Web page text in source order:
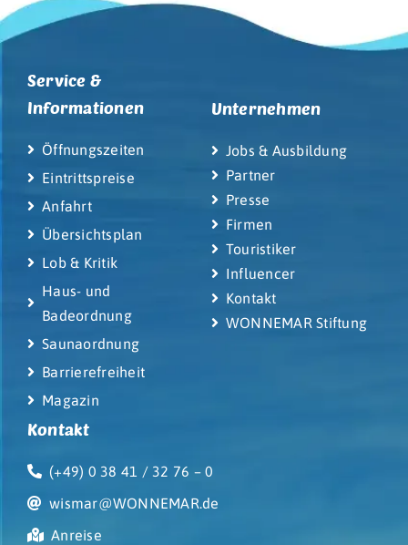
Service &
Informationen
Öffnungszeiten
Eintrittspreise
Anfahrt
Übersichtsplan
Lob & Kritik
Haus- und
Badeordnung
Saunaordnung
Barrierefreiheit
Magazin
Unternehmen
Jobs & Ausbildung
Partner
Presse
Firmen
Touristiker
Influencer
Kontakt
WONNEMAR Stiftung
Kontakt
(+49) 0 38 41 / 32 76 – 0
wismar@WONNEMAR.de
Anreise